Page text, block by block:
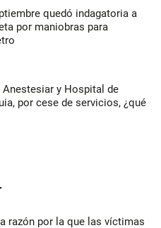
quedó indagatoria a
por maniobras para
Anestesiar y Hospital de
por cese de servicios, ¿qué
razón por la que las víctimas